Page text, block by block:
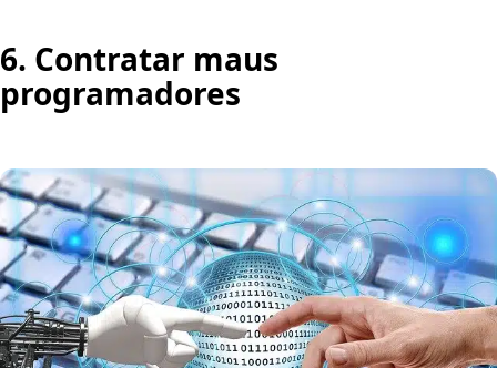
6. Contratar maus
programadores